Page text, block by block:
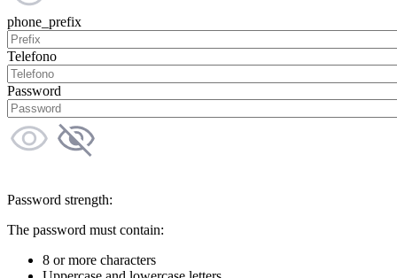
phone_prefix
Telefono
Password
Password strength:
The password must contain:
8 or more characters